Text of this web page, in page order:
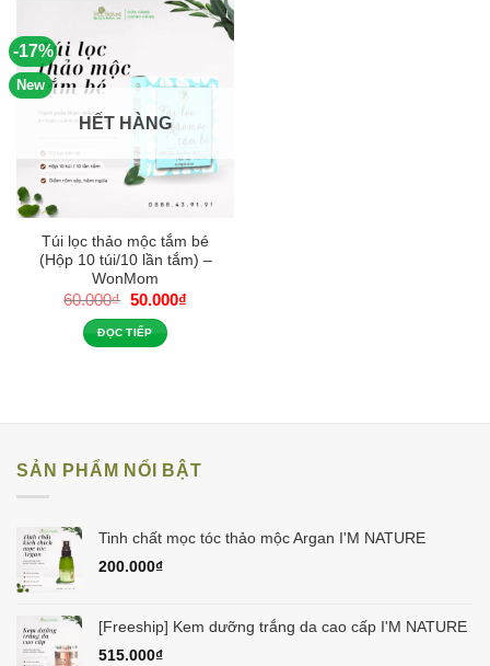
-17%
New
HẾT HÀNG
Túi lọc thảo mộc tắm bé
(Hộp 10 túi/10 lần tắm) –
WonMom
60.000₫ Giá
là:
60.000₫.
50.000₫Giá
ĐỌC TIẾP
SẢN PHẨM NỔI BẬT
Tinh chất mọc tóc thảo mộc Argan I'M NATURE
200.000₫
[Freeship] Kem dưỡng trắng da cao cấp I'M NATURE
515.000₫